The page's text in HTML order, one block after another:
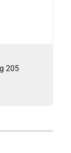
205